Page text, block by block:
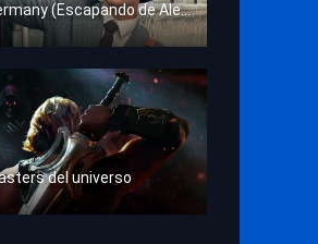
Escape from Germany (Escapando de Alemania)
del universo